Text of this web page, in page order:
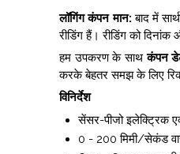
लॉगिंग कंपन मान: बाद में
रीडिंग हैं। रीडिंग को
हम उपकरण के साथकंपन
करके बेहतर समझ के लिए
विनिर्देश
सेंसर-पीजो इलेक्ट्रिक
0 - 200 मिमी/सेकंड